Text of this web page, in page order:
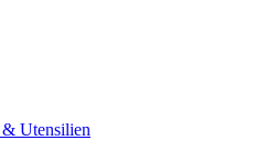
Utensilien